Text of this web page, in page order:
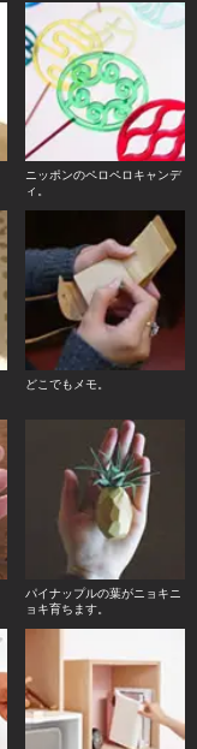
ニッポンのペロペロキャンデ
ィ。
どこでもメモ。
パイナップルの葉がニョキニ
ョキ育ちます。